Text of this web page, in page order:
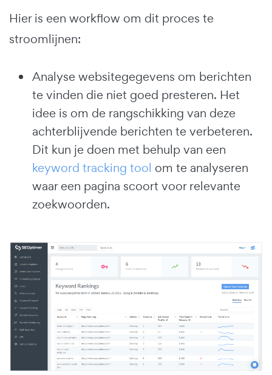
Hier is een workflow om dit proces te
stroomlijnen:
Analyse websitegegevens om berichten
te vinden die niet goed presteren. Het
idee is om de rangschikking van deze
achterblijvende berichten te verbeteren.
Dit kun je doen met behulp van een
keyword tracking tool om te analyseren
waar een pagina scoort voor relevante
zoekwoorden.